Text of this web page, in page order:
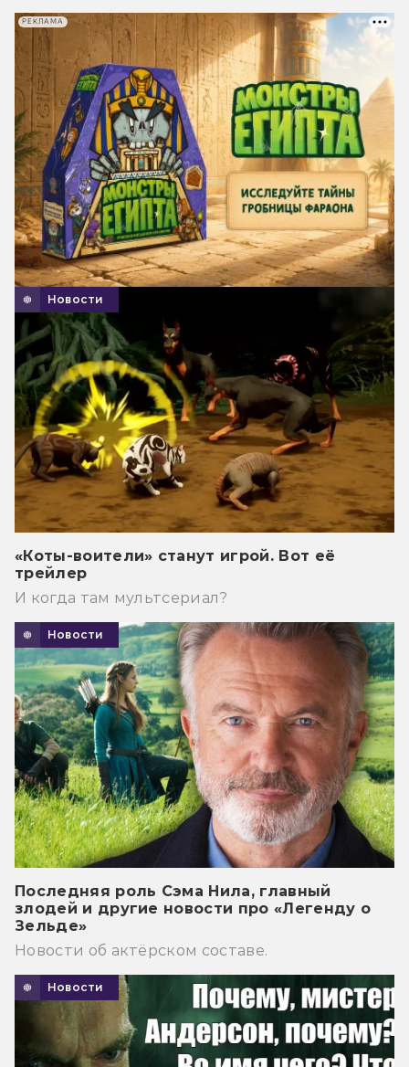
Новости
«Коты-воители» станут игрой. Вот её
трейлер
И когда там мультсериал?
Новости
Последняя роль Сэма Нила, главный
злодей и другие новости про «Легенду о
Зельде»
Новости об актёрском составе.
Новости
РЕКЛАМА